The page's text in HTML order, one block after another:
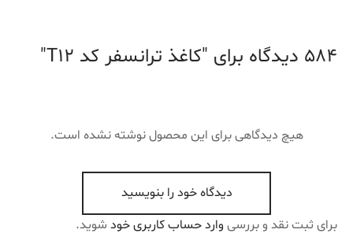
584 دیدگاه برای کاغذ ترانسفر کد T12
هیچ دیدگاهی برای این محصول نوشته نشده است.
دیدگاه خود را بنویسید
برای ثبت نقد و بررسی وارد حساب کاربری خود شوید.